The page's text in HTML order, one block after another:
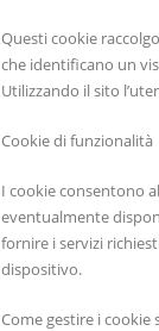
Questi cookie
che identificano un
Utilizzando il sito
Cookie di funzionalità
I cookie consentono
eventualmente
fornire i servizi
dispositivo.
Come gestire i cookie